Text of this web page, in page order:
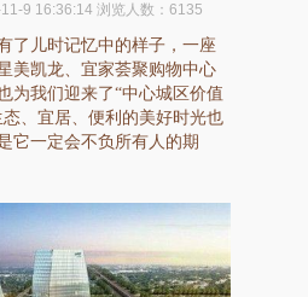
9 16:36:14 浏览人数： 6135
了儿时记忆中的样子，一座
美凯龙、宜家荟聚购物中心
为我们迎来了“中心城区价值
、宜居、便利的美好时光也
它一定会不负所有人的期